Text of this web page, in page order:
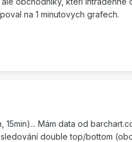
na 1 minutovych grafech.
Mám data od
double top/bottom